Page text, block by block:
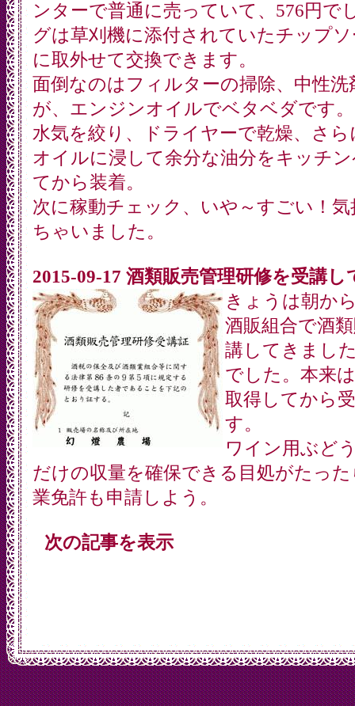
ンターで普通に売っていて、576円で
グは草刈機に添付されていたチップ
に取外せて交換できます。
面倒なのはフィルターの掃除、中性
が、エンジンオイルでベタベダです
水気を絞り、ドライヤーで乾燥、さ
オイルに浸して余分な油分をキッチ
てから装着。
次に稼動チェック、いや～すごい！
ちゃいました。
2015-09-17 酒類販売管理研修を受講
きょうは朝か
酒販組合で酒
講してきまし
でした。本来
取得してから
す。
ワイン用ぶど
だけの収量を確保できる目処がたっ
業免許も申請しよう。
次の記事を表示